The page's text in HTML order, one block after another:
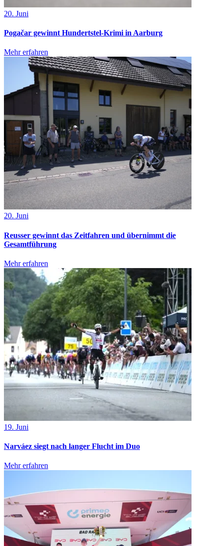
20. Juni
Pogačar gewinnt Hundertstel-Krimi in Aarburg
Mehr erfahren
20. Juni
Reusser gewinnt das Zeitfahren und übernimmt die
Gesamtführung
Mehr erfahren
19. Juni
Narváez siegt nach langer Flucht im Duo
Mehr erfahren